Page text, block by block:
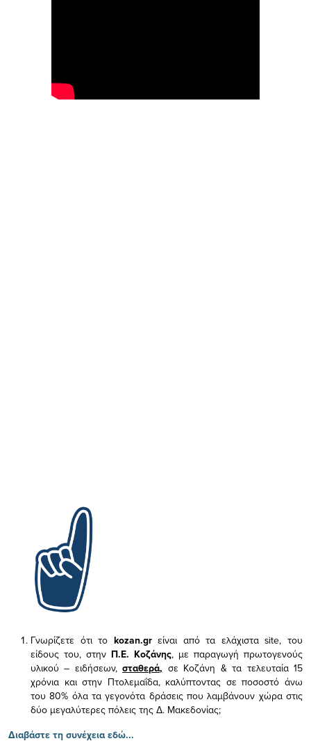
Γνωρίζετε ότι το kozan.gr είναι από τα ελάχισταsite, του
είδους του, στην Π.Ε. Κοζάνης, με παραγωγή πρωτογενούς
υλικού – ειδήσεων,σταθερά, σε Κοζάνη & τα τελευταία 15
χρόνια και στην Πτολεμαΐδα, καλύπτοντας σε ποσοστό άνω
του 80% όλα τα γεγονότα δράσεις που λαμβάνουν χώρα στις
δύο μεγαλύτερες πόλεις της Δ. Μακεδονίας;
Διαβάστε τη συνέχεια εδώ...